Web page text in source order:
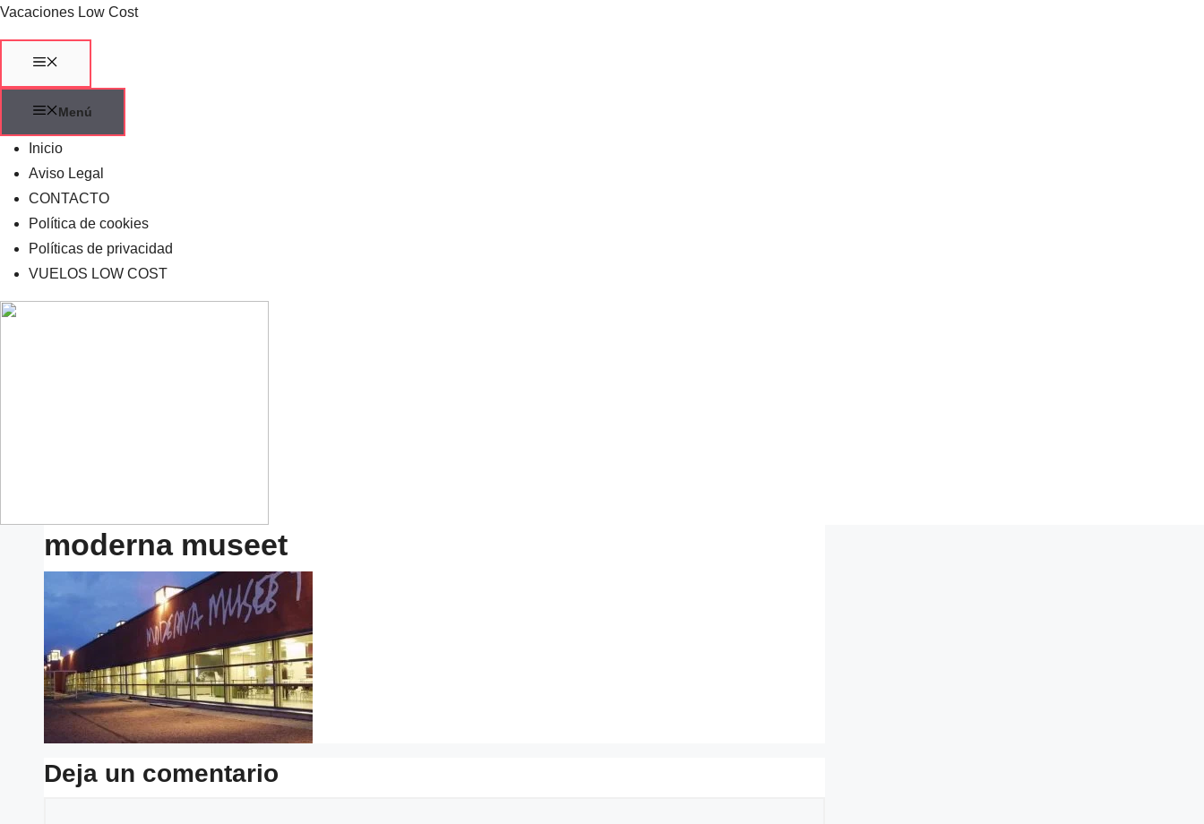
Saltar
al
contenido
Vacaciones Low Cost
Menú
Inicio
Aviso Legal
CONTACTO
Política de cookies
Políticas de privacidad
VUELOS LOW COST
moderna museet
Deja un comentario